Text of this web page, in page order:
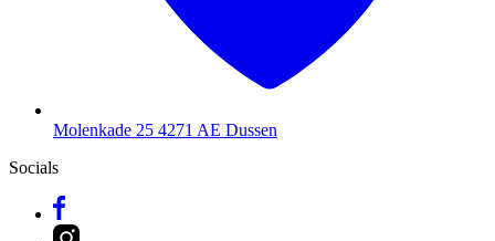
Molenkade 25 4271 AE Dussen
Socials